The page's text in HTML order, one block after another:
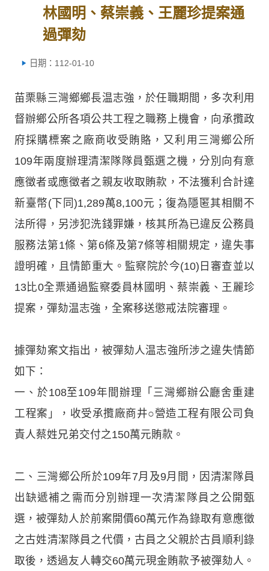
林國明、蔡崇義、王麗珍提案通
過彈劾
日期：112-01-10
苗栗縣三灣鄉鄉長温志強，於任職期間，多次利用
督辦鄉公所各項公共工程之職務上機會，向承攬政
府採購標案之廠商收受賄賂，又利用三灣鄉公所
109年兩度辦理清潔隊隊員甄選之機，分別向有意
應徵者或應徵者之親友收取賄款，不法獲利合計達
新臺幣(下同)1,289萬8,100元；復為隱匿其相關不
法所得，另涉犯洗錢罪嫌，核其所為已違反公務員
服務法第1條、第6條及第7條等相關規定，違失事
證明確，且情節重大。監察院於今(10)日審查並以
13比0全票通過監察委員林國明、蔡崇義、王麗珍
提案，彈劾温志強，全案移送懲戒法院審理。
據彈劾案文指出，被彈劾人温志強所涉之違失情節
如下：
一、於108至109年間辦理「三灣鄉辦公廳舍重建
工程案」，收受承攬廠商井○營造工程有限公司負
責人蔡姓兄弟交付之150萬元賄款。
二、三灣鄉公所於109年7月及9月間，因清潔隊員
出缺遞補之需而分別辦理一次清潔隊員之公開甄
選，被彈劾人於前案開價60萬元作為錄取有意應徵
之古姓清潔隊員之代價，古員之父親於古員順利錄
取後，透過友人轉交60萬元現金賄款予被彈劾人。